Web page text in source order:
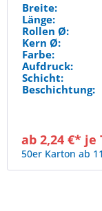
Breite:
Länge:
Rollen Ø:
Kern Ø:
Farbe:
Aufdruck:
Schicht:
Beschichtung:
ab 2,24 €*
50er Karton ab